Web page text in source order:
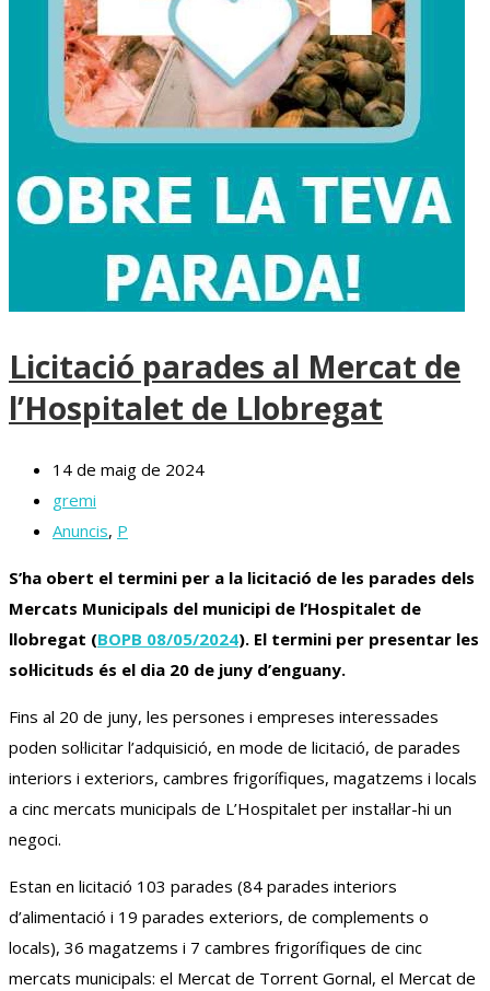
Licitació parades al Mercat de
l’Hospitalet de Llobregat
14 de maig de 2024
gremi
Anuncis, P
S’ha obert el termini per a la licitació de les parades dels
Mercats Municipals del municipi de l’Hospitalet de
llobregat (BOPB 08/05/2024). El termini per presentar les
sol·licituds és el dia 20 de juny d’enguany.
Fins al 20 de juny, les persones i empreses interessades
poden sol·licitar l’adquisició, en mode de licitació, de parades
interiors i exteriors, cambres frigorífiques, magatzems i locals
a cinc mercats municipals de L’Hospitalet per instal·lar-hi un
negoci.
Estan en licitació 103 parades (84 parades interiors
d’alimentació i 19 parades exteriors, de complements o
locals), 36 magatzems i 7 cambres frigorífiques de cinc
mercats municipals: el Mercat de Torrent Gornal, el Mercat de